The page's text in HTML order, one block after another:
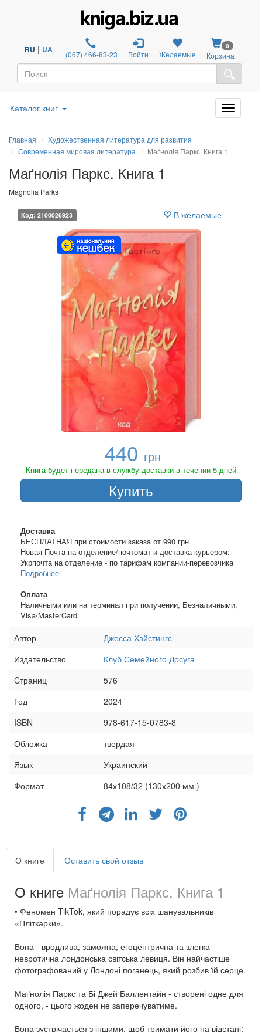
RU | UA (067) 466-83-23 Войти Желаемые
0
Корзина
Каталог книг
Главная
Художественная литература для развития
Современная мировая литература
Маґнолія Паркс. Книга 1
Маґнолія Паркс. Книга 1
Magnolia Parks
Код: 2100026923 В желаемые
440 грн
Книга будет передана в службу доставки в течении 5 дней
Купить
Доставка
БЕСПЛАТНАЯ при стоимости заказа от 990 грн
Новая Почта на отделение/почтомат и доставка курьером;
Укрпочта на отделение - по тарифам компании-перевозчика
Подробнее
Оплата
Наличными или на терминал при получении, Безналичными,
Visa/MasterCard
Автор
Джесса Хэйстингс
Издательство
Клуб Семейного Досуга
Cтраниц
576
Год
2024
ISBN
978-617-15-0783-8
Обложка
твердая
Язык
Украинский
Формат
84х108/32 (130х200 мм.)
О книге Оставить свой отзыв
О книге Маґнолія Паркс. Книга 1
• Феномен TikTok, який порадує всіх шанувальників
«Пліткарки».
Вона - вродлива, заможна, егоцентрична та злегка
невротична лондонська світська левиця. Він найчастіше
фотографований у Лондоні поганець, який розбив їй серце.
Маґнолія Паркс та Бі Джей Баллентайн - створені одне для
одного, - цього жоден не заперечуватиме.
Вона зустрічається з іншими, щоб тримати його на відстані;